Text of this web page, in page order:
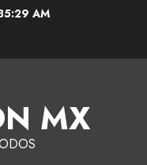
AM
MX